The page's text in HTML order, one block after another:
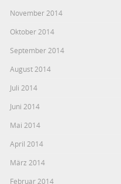
November 2014
Oktober 2014
September 2014
August 2014
Juli 2014
Juni 2014
Mai 2014
April 2014
März 2014
Februar 2014